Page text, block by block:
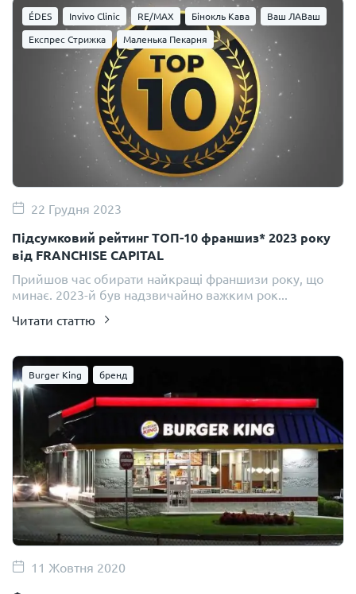
ÉDES Invivo Clinic RE/MAX Бінокль Кава
Ваш ЛАВаш
Експрес Стрижка
Маленька Пекарня
22 Грудня 2023
Підсумковий рейтинг ТОП-10 франшиз* 2023 року
від FRANCHISE CAPITAL
Прийшов час обирати найкращі франшизи року, що
минає. 2023-й був надзвичайно важким рок...
Читати статтю
Burger King бренд
11 Жовтня 2020